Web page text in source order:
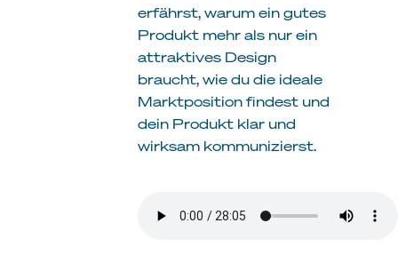
erfährst, warum ein gutes
Produkt mehr als nur ein
attraktives Design
braucht, wie du die ideale
Marktposition findest und
dein Produkt klar und
wirksam kommunizierst.